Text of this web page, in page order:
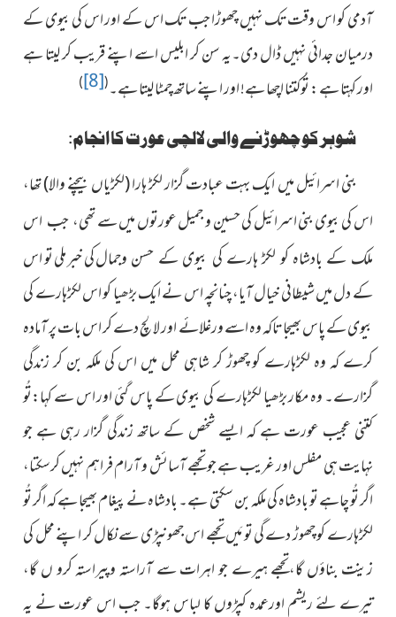
آدمی کو اس وقت تک نہیں چھوڑا جب تک اس کے اور اس کی بیوی کے
درمیان جدائی نہیں ڈال دی۔یہ سن کر ابلیس اسے اپنے قریب کر لیتا ہے
اور کہتا ہے : تُوکتنا اچھا ہے! اور اپنے ساتھ چمٹا لیتا ہے۔(
[8]
)
شوہر کو چھوڑنے والی لالچی عورت کا انجام:
بنی اسرائیل میں ایک بہت عبادت گزار لکڑ ہارا (لکڑیاں بیچنے والا) تھا،
اس کی بیوی بنی اسرائیل کی حسین و جمیل عورتوں میں سےتھی، جب اس
ملک کے بادشاہ کو لکڑ ہارے کی بیوی کے حسن وجمالکی خبر ملی تو اس
کے دل میں شیطانی خیال آیا، چنانچہ اس نے ایک بڑھیا کو اس لکڑہارے کی
بیوی کے پاس بھیجا تاکہ وہ اسے ورغلائے اور لالچ دے کر اس بات پر آمادہ
کرے کہ وہ لکڑہارے کو چھوڑ کر شاہی محل میں اس کی ملکہ بن کر زندگی
گزارے۔ وہ مکار بڑھیا لکڑہارے کی بیوی کے پاس گئی اور اس سے کہا:تُو
کتنی عجیب عورت ہے کہ ایسے شخص کے ساتھ زندگی گزار رہی ہے جو
نہایت ہی مفلس اور غریب ہے جو تجھے آسائش و آرام فراہم نہیں کرسکتا،
اگر تُو چاہے تو بادشاہ کی ملکہ بن سکتی ہے۔ بادشاہ نے پیغام بھیجا ہے کہ اگر تُو
لکڑہارے کو چھوڑ دے گی تو مَیں تجھے اس جھونپڑی سے نکال کر اپنے محل کی
زینت بناؤں گا،تجھے ہیرے جو اہرات سے آراستہ وپیراستہ کرو ں گا،
تیرے لئے ریشم اورعمدہ کپڑوں کا لباس ہوگا۔ جب اس عورت نے یہ